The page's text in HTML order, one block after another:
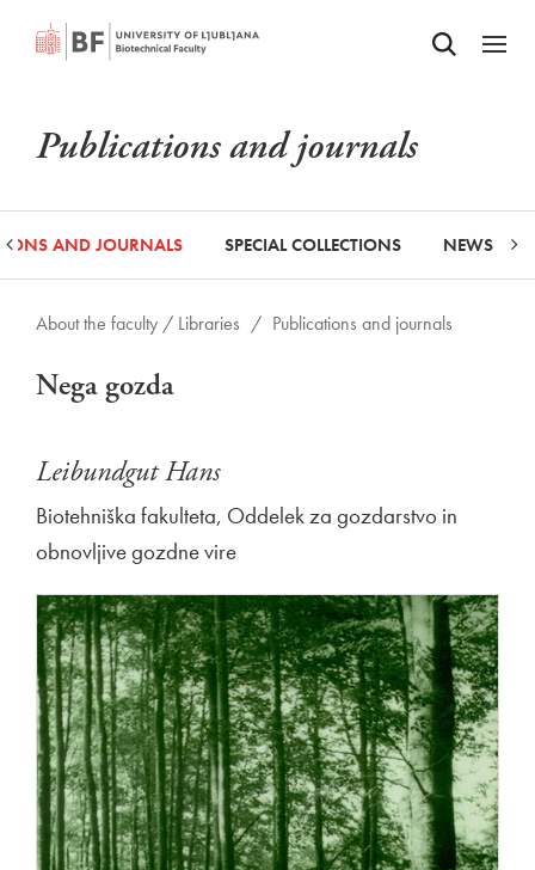
SKIP TO MAIN CONTENTOdpri iskalnik
Odpri
Publications and journals
AND JOURNALS SPECIAL COLLECTIONS NEWS
About the faculty / Libraries / Publications and journals
Nega gozda
Leibundgut Hans
Biotehniška fakulteta, Oddelek za gozdarstvo in
obnovljive gozdne vire